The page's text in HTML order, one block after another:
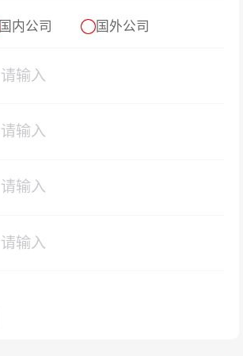
国内公司 国外公司